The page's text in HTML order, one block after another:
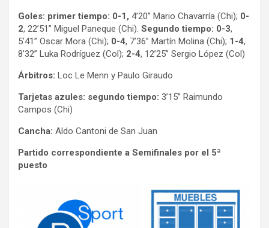
Goles: primer tiempo: 0-1, 4’20” Mario Chavarría (Chi); 0-
2, 22’51” Miguel Paneque (Chi). Segundo tiempo: 0-3,
5’41” Oscar Mora (Chi); 0-4, 7’36” Martín Molina (Chi); 1-4,
8’32” Luka Rodríguez (Col); 2-4, 12’25” Sergio López (Col)
Árbitros: Loc Le Menn y Paulo Giraudo
Tarjetas azules: segundo tiempo: 3’15” Raimundo
Campos (Chi)
Cancha: Aldo Cantoni de San Juan
Partido correspondiente a Semifinales por el 5ª
puesto